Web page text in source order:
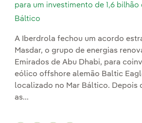
para um investimento de 1,6 bilhão
Báltico
A Iberdrola fechou um acordo
Masdar, o grupo de energias
Emirados de Abu Dhabi, para
eólico offshore alemão Baltic
localizado no Mar Báltico. Depois
as...